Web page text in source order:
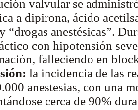
valvular se
a dipirona, ácido
“drogas anestésicas”.
con hipotensión
falleciendo en
la incidencia de las
anestesias, con una
cerca de 90%